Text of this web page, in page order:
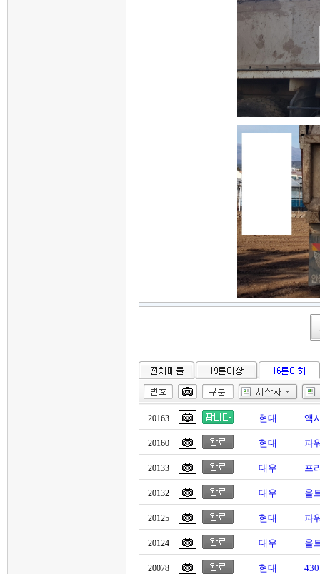
20163 현대 액
20160 현대 파
20133 대우 프
20132 대우 울
20125 현대 파
20124 대우 울
20078 현대